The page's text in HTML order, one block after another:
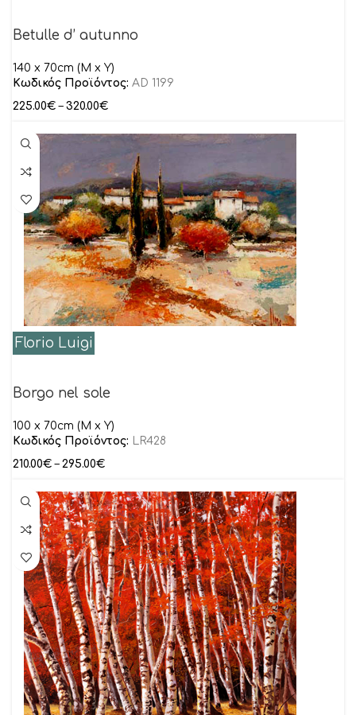
Betulle d’ autunno
140 x 70cm (M x Y)
Κωδικός Προϊόντος: AD 1199
225.00€ – 320.00€
Florio Luigi
Borgo nel sole
100 x 70cm (M x Y)
Κωδικός Προϊόντος: LR428
210.00€ – 295.00€